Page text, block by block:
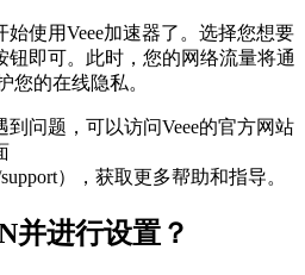
使用Veee加速器了。选择您想要
即可。此时，您的网络流量将通
您的在线隐私。
问题，可以访问Veee的官方网站
support），获取更多帮助和指导。
并进行设置？